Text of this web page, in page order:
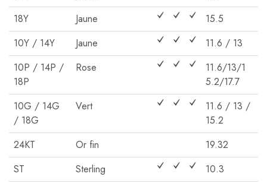
18Y
Jaune
15.5
10Y / 14Y
Jaune
11.6 / 13
10P / 14P /
18P
Rose
11.6/13/1
5.2/17.7
10G / 14G
/ 18G
Vert
11.6 / 13 /
15.2
24KT
Or fin
19.32
ST
Sterling
10.3